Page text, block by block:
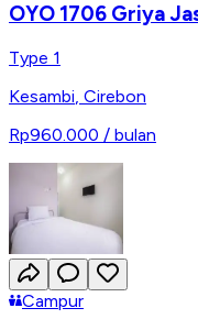
OYO 1706 Griya
Type 1
Kesambi Cirebon
Rp960.000 / bulan
Campur